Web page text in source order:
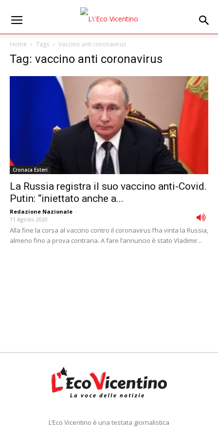
Home Tags Vaccino anti coronavirus
Tag: vaccino anti coronavirus
Cronaca Esteri
La Russia registra il suo vaccino anti-Covid.
Putin: “iniettato anche a...
Redazione Nazionale -
11 Agosto 2020
Alla fine la corsa al vaccino contro il coronavirus l’ha vinta la Russia,
almeno fino a prova contraria. A fare l’annuncio è stato Vladimir...
L’Eco Vicentino è una testata giornalistica